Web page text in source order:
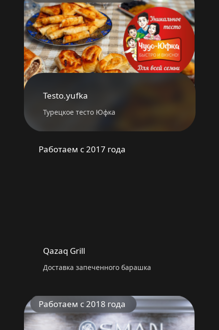
Доставка запеченного барашка
Qazaq Grill
Работаем с 2017 года
Турецкое тесто Юфка
Testo.yufka
Работаем с 2018 года